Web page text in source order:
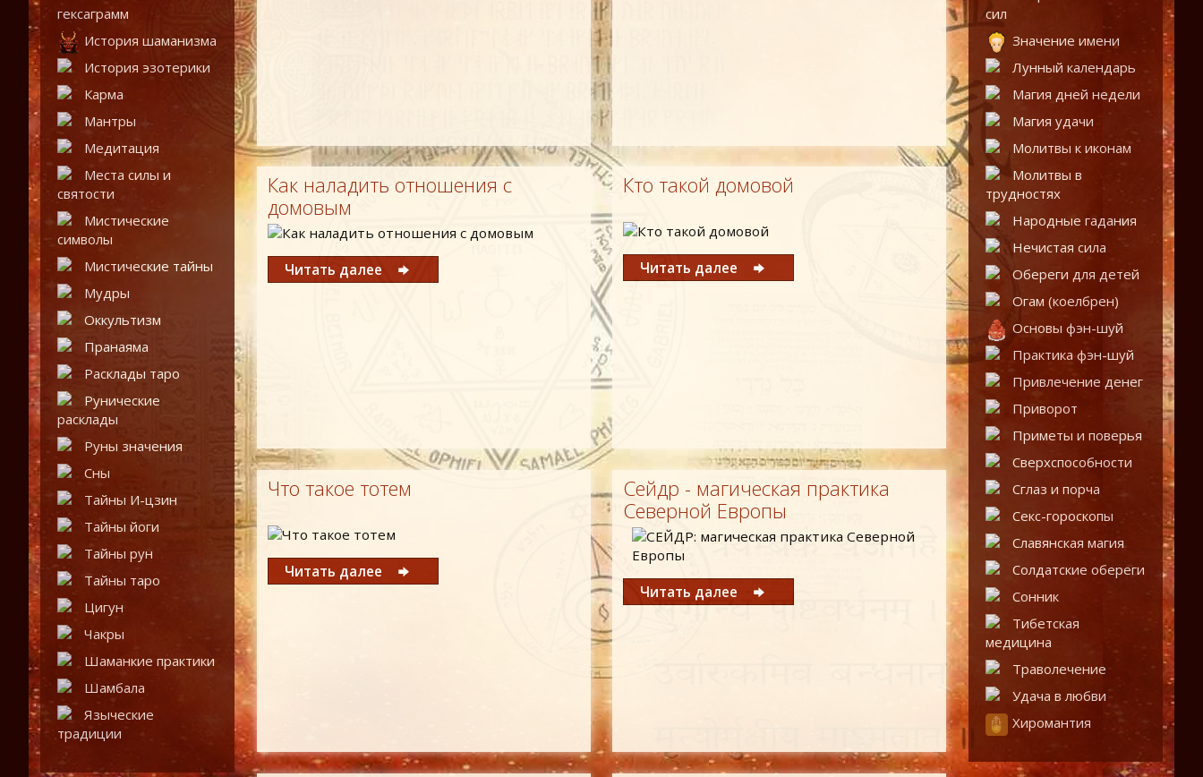
гексаграмм
История шаманизма
История эзотерики
Карма
Мантры
Медитация
Места силы и
святости
Мистические
символы
Мистические тайны
Мудры
Оккультизм
Пранаяма
Расклады таро
Рунические
расклады
Руны значения
Сны
Тайны И-цзин
Тайны йоги
Тайны рун
Тайны таро
Цигун
Чакры
Шаманкие практики
Шамбала
Языческие
традиции
Как наладить отношения с
домовым
Читать далее
Кто такой домовой
Читать далее
Что такое тотем
Читать далее
Сейдр - магическая практика
Северной Европы
Читать далее
сил
Значение имени
Лунный календарь
Магия дней недели
Магия удачи
Молитвы к иконам
Молитвы в
трудностях
Народные гадания
Нечистая сила
Обереги для детей
Огам (коелбрен)
Основы фэн-шуй
Практика фэн-шуй
Привлечение денег
Приворот
Приметы и поверья
Сверхспособности
Сглаз и порча
Секс-гороскопы
Славянская магия
Солдатские обереги
Сонник
Тибетская
медицина
Траволечение
Удача в любви
Хиромантия